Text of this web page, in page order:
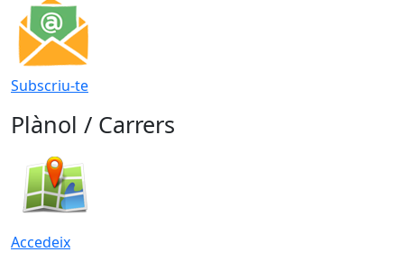
Subscriu-te
Plànol / Carrers
Accedeix